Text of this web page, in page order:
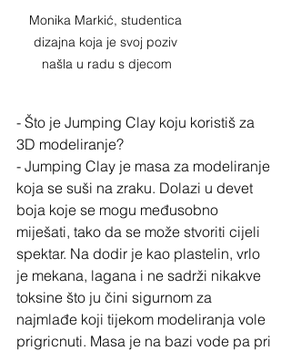
Monika Markić, studentica
dizajna koja je svoj poziv
našla u radu s djecom
- Što je Jumping Clay koju koristiš za
3D modeliranje?
- Jumping Clay je masa za modeliranje
koja se suši na zraku. Dolazi u devet
boja koje se mogu međusobno
miješati, tako da se može stvoriti cijeli
spektar. Na dodir je kao plastelin, vrlo
je mekana, lagana i ne sadrži nikakve
toksine što ju čini sigurnom za
najmlađe koji tijekom modeliranja vole
prigricnuti. Masa je na bazi vode pa pri